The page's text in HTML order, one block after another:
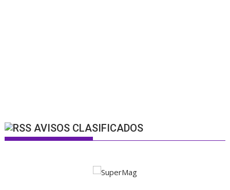
AVISOS CLASIFICADOS